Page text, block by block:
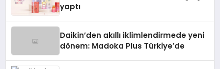
yaptı
Daikin’den akıllı iklimlendirmede yeni
dönem: Madoka Plus Türkiye’de